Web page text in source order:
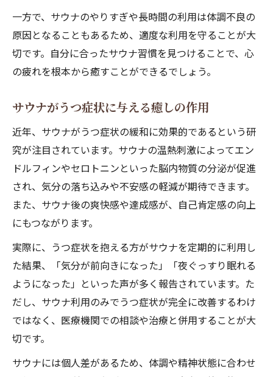
一方で、サウナのやりすぎや長時間の利用は体調不良の
原因となることもあるため、適度な利用を守ることが大
切です。自分に合ったサウナ習慣を見つけることで、心
の疲れを根本から癒すことができるでしょう。
サウナがうつ症状に与える癒しの作用
近年、サウナがうつ症状の緩和に効果的であるという研
究が注目されています。サウナの温熱刺激によってエン
ドルフィンやセロトニンといった脳内物質の分泌が促進
され、気分の落ち込みや不安感の軽減が期待できます。
また、サウナ後の爽快感や達成感が、自己肯定感の向上
にもつながります。
実際に、うつ症状を抱える方がサウナを定期的に利用し
た結果、「気分が前向きになった」「夜ぐっすり眠れる
ようになった」といった声が多く報告されています。た
だし、サウナ利用のみでうつ症状が完全に改善するわけ
ではなく、医療機関での相談や治療と併用することが大
切です。
サウナには個人差があるため、体調や精神状態に合わせ